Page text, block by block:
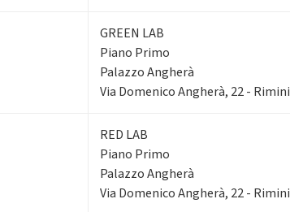
GREEN LAB
Piano Primo
Palazzo Angherà
Via Domenico Angherà, 22 - Rimini
RED LAB
Piano Primo
Palazzo Angherà
Via Domenico Angherà, 22 - Rimini